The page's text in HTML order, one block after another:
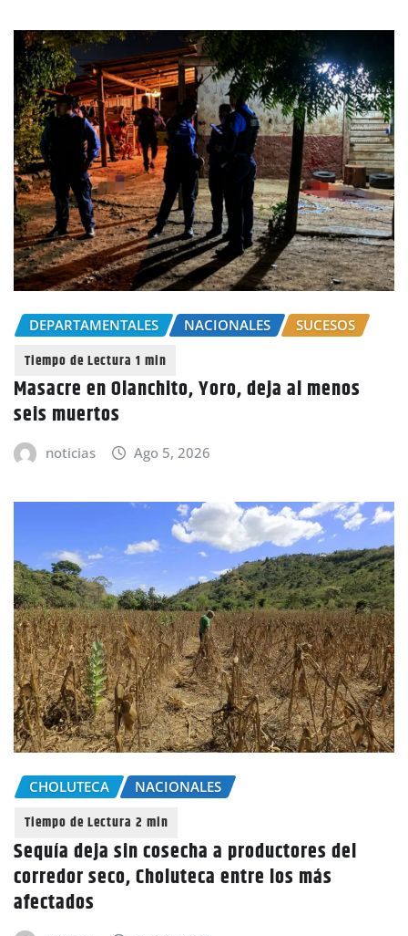
DEPARTAMENTALES NACIONALES SUCESOS
Masacre en Olanchito, Yoro, deja al menos
seis muertos
noticias Ago 5, 2026
CHOLUTECA NACIONALES
Sequía deja sin cosecha a productores del
corredor seco, Choluteca entre los más
afectados